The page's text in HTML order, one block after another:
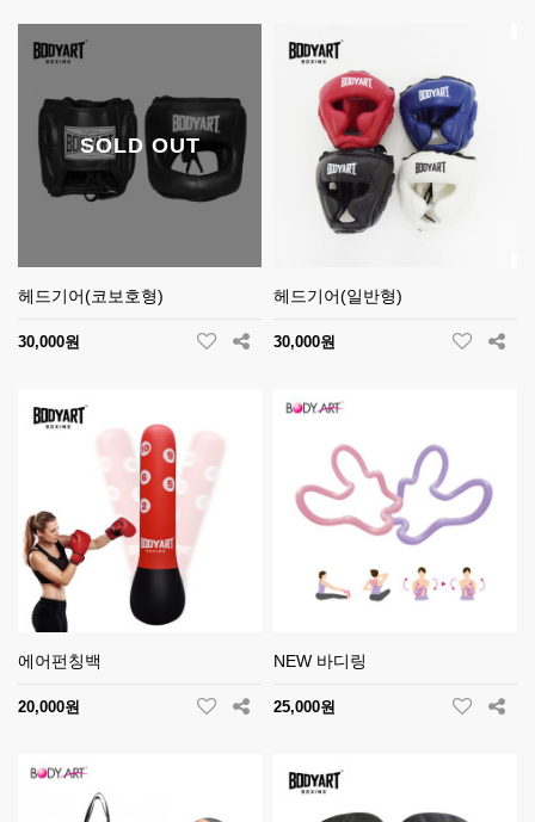
SOLD OUT
헤드기어(코보호형)
30,000원
헤드기어(일반형)
30,000원
에어펀칭백
20,000원
NEW 바디링
25,000원